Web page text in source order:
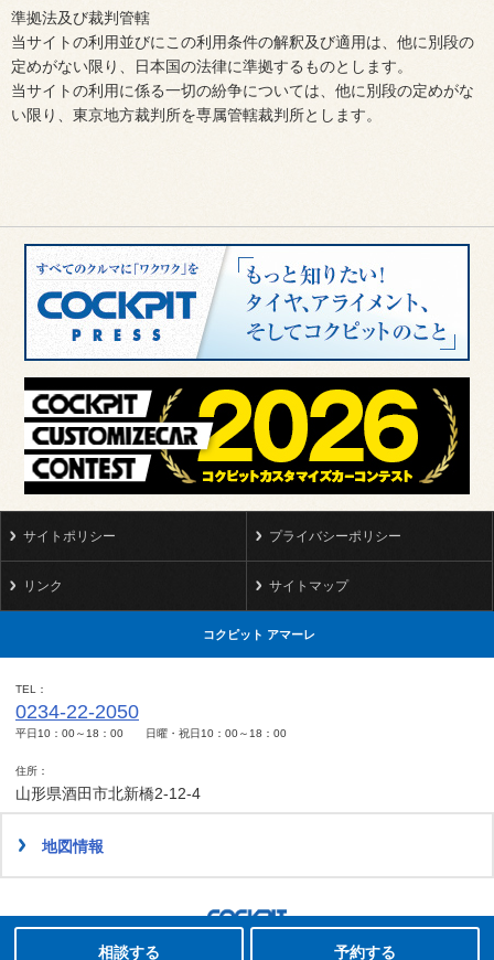
準拠法及び裁判管轄
当サイトの利用並びにこの利用条件の解釈及び適用は、他に別段の
定めがない限り、日本国の法律に準拠するものとします。
当サイトの利用に係る一切の紛争については、他に別段の定めがな
い限り、東京地方裁判所を専属管轄裁判所とします。
サイトポリシー プライバシーポリシー
リンク サイトマップ
コクピット アマーレ
TEL
0234-22-2050
平日10：00～18：00 日曜・祝日10：00～18：00
住所
山形県酒田市北新橋2-12-4
地図情報
Copyright(C)2008-2022 COCKPIT AMARE.All rights reserved.
相談する 予約する